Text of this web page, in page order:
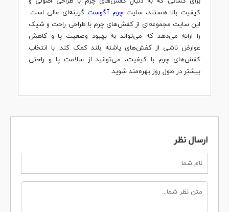
کیفیت بالا هستند، سایت چرم آگوست گزینه‌ای عالی است.
این سایت مجموعه‌ای از کفش‌های چرم با طراحی راحت و شیک
را ارائه می‌دهد که می‌تواند به بهبود وضعیت پا و کاهش
عوارض ناشی از کفش‌های پاشنه بلند کمک کند. با انتخاب
کفش‌های چرم با کیفیت، می‌توانید از سلامت پا و راحتی
بیشتر در طول روز بهره‌مند شوید.
ارسال نظر